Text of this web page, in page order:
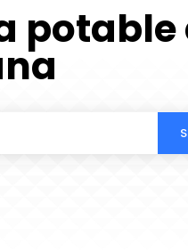
potable